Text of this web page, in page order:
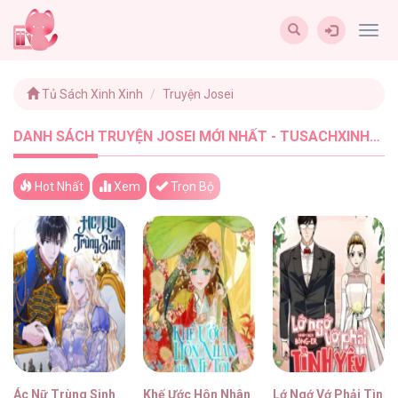
Tủ Sách Xinh Xinh Truyện Josei
DANH SÁCH TRUYỆN JOSEI MỚI NHẤT - TUSACHXINHXINH (35)
Hot Nhất Xem Trọn Bộ
Ác Nữ Trùng Sinh Khế Ước Hôn Nhân Của Mẹ TôiLớ Ngớ Vớ Phải Tình